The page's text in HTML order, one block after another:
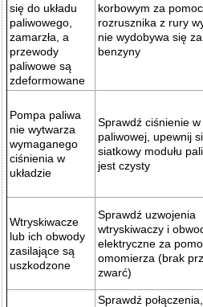
się do układu
paliwowego,
zamarzła, a
przewody
paliwowe są
zdeformowane
korbowym za
rozrusznika z rury
nie wydobywa się
benzyny
Pompa paliwa
nie wytwarza
wymaganego
ciśnienia w
układzie
Sprawdź ciśnienie w
paliwowej, upewnij
siatkowy modułu
jest czysty
Wtryskiwacze
lub ich obwody
zasilające są
uszkodzone
Sprawdź uzwojenia
wtryskiwaczy i
elektryczne za
omomierza (brak
zwarć)
Sprawdź połączenia,